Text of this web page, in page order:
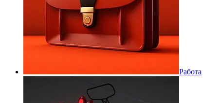
Работа